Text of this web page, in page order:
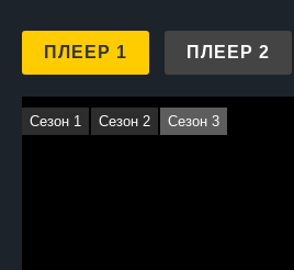
ПЛЕЕР 1 ПЛЕЕР 2
Сезон 1 Сезон 2 Сезон 3